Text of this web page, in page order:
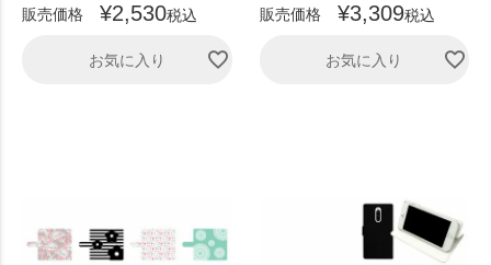
販売価格
¥2,530税込
お気に入り
販売価格
¥3,309税込
お気に入り